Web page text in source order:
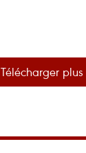
Télécharger plus